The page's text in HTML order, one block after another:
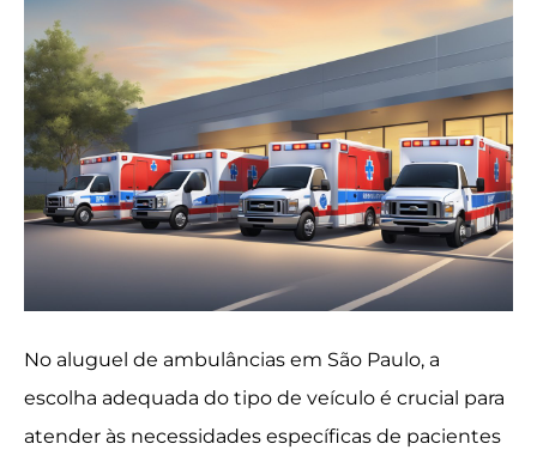
No aluguel de ambulâncias em São Paulo, a
escolha adequada do tipo de veículo é crucial para
atender às necessidades específicas de pacientes